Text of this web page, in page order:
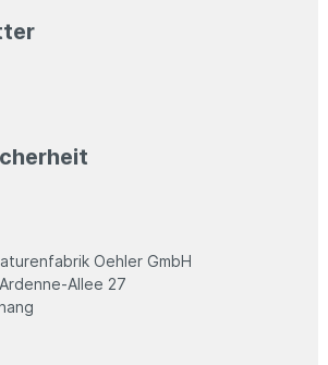
Oehler GmbH
Allee 27